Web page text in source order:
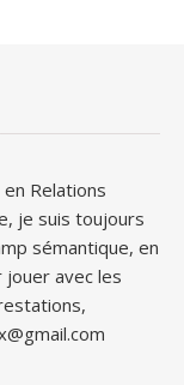
Relations
je suis toujours
sémantique, en
avec les